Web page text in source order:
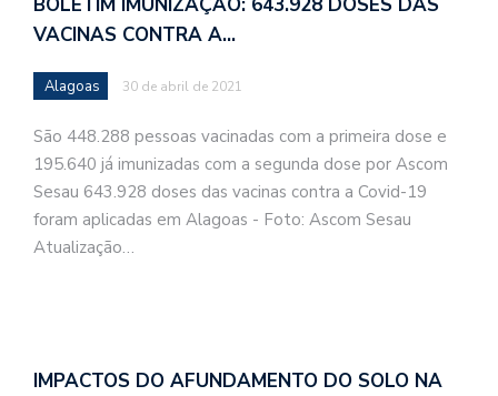
VACINAS CONTRA A…
Alagoas 30 de abril de 2021
São 448.288 pessoas vacinadas com a primeira dose e
195.640 já imunizadas com a segunda dose por Ascom
Sesau 643.928 doses das vacinas contra a Covid-19
foram aplicadas em Alagoas - Foto: Ascom Sesau
Atualização…
IMPACTOS DO AFUNDAMENTO DO SOLO NA